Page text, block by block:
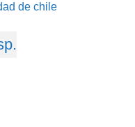
de chile